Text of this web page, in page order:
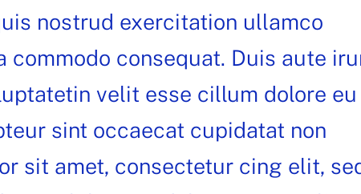
nostrud exercitation ullamco
commodo consequat. Duis aute
velit esse cillum dolore eu
sint occaecat cupidatat non
sit amet, consectetur cing elit,